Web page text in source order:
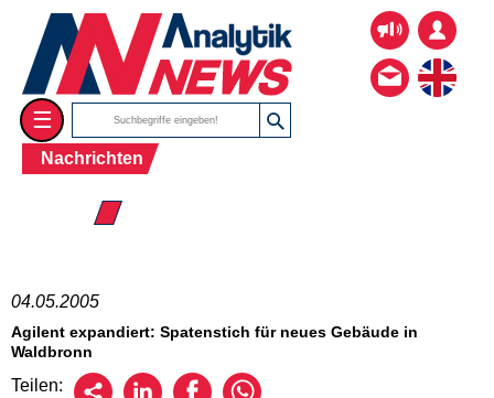
☰
Nachrichten
☰ 2005
04.05.2005
Agilent expandiert: Spatenstich für neues Gebäude in
Waldbronn
Teilen: